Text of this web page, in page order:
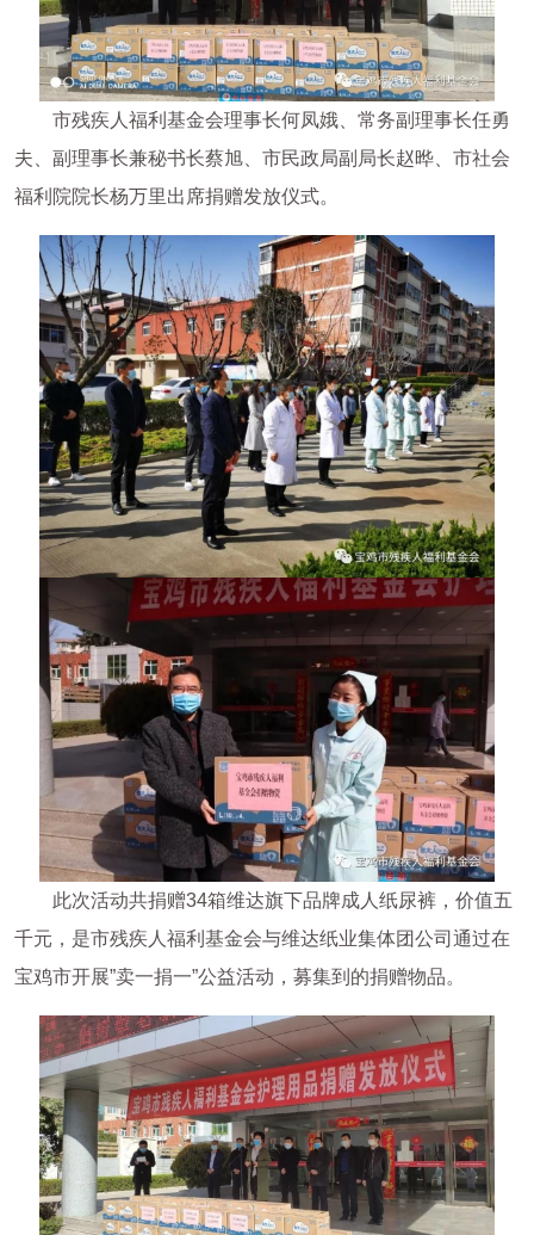
市残疾人福利基金会理事长何凤娥、常务副理事长任勇
夫、副理事长兼秘书长蔡旭、市民政局副局长赵晔、市社会
福利院院长杨万里出席捐赠发放仪式。
此次活动共捐赠34箱维达旗下品牌成人纸尿裤，价值五
千元，是市残疾人福利基金会与维达纸业集体团公司通过在
宝鸡市开展”卖一捐一”公益活动，募集到的捐赠物品。